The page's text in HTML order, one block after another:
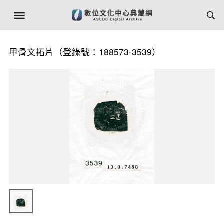
甲骨文拓片（登錄號：188573-3539）